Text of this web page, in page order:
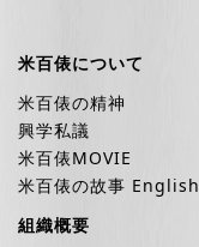
米百俵について
米百俵の精神
興学私議
米百俵MOVIE
米百俵の故事 English
組織概要